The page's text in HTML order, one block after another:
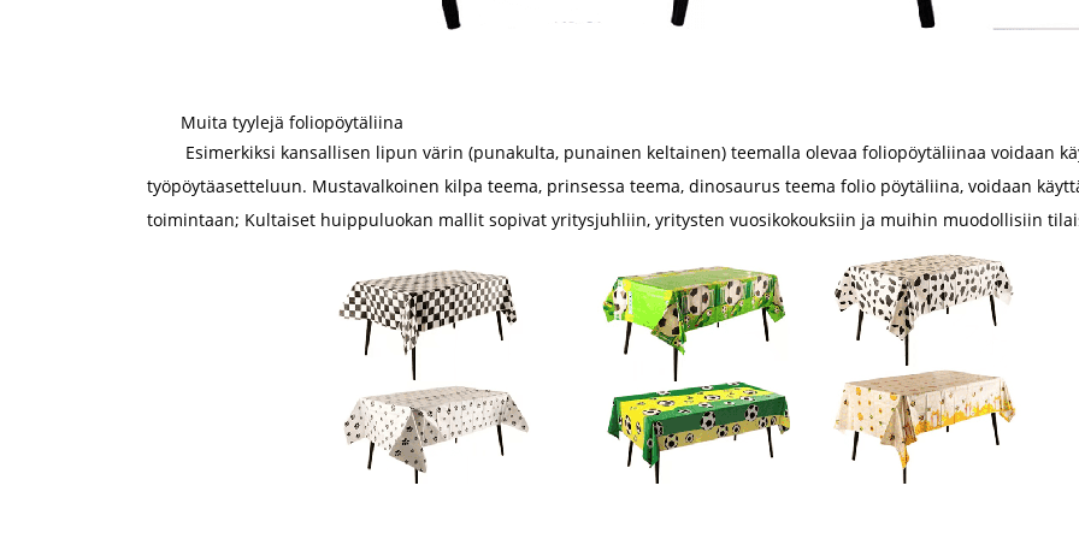
Muita tyylejä foliopöytäliina
Esimerkiksi kansallisen lipun värin (punakulta, punainen keltainen) teemalla olevaa foliopöytäliinaa voidaan
työpöytäasetteluun. Mustavalkoinen kilpa teema, prinsessa teema, dinosaurus teema folio pöytäliina, voidaan
toimintaan; Kultaiset huippuluokan mallit sopivat yritysjuhliin, yritysten vuosikokouksiin ja muihin muodollisiin